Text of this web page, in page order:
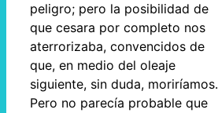
peligro; pero la posibilidad de
que cesara por completo nos
aterrorizaba, convencidos de
que, en medio del oleaje
siguiente, sin duda, moriríamos.
Pero no parecía probable que